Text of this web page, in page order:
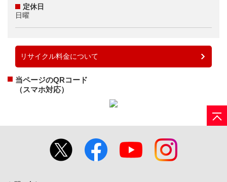
定休日
日曜
リサイクル料金について
当ページのQRコード
（スマホ対応）